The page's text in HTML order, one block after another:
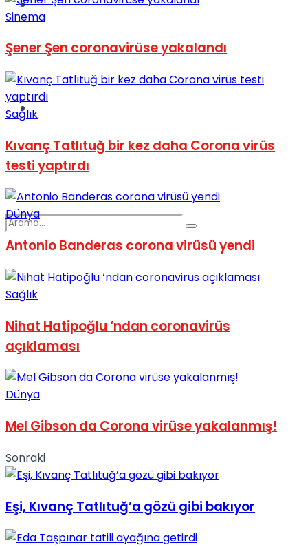
Spor
Podcast
No Result
View All Result
Sinema
Şener Şen coronavirüse yakalandı
Sağlık
Kıvanç Tatlıtuğ bir kez daha Corona virüs
testi yaptırdı
Dünya
Antonio Banderas corona virüsü yendi
Sağlık
Nihat Hatipoğlu ‘ndan coronavirüs
açıklaması
Dünya
Mel Gibson da Corona virüse yakalanmış!
Sonraki
Eşi, Kıvanç Tatlıtuğ’a gözü gibi bakıyor